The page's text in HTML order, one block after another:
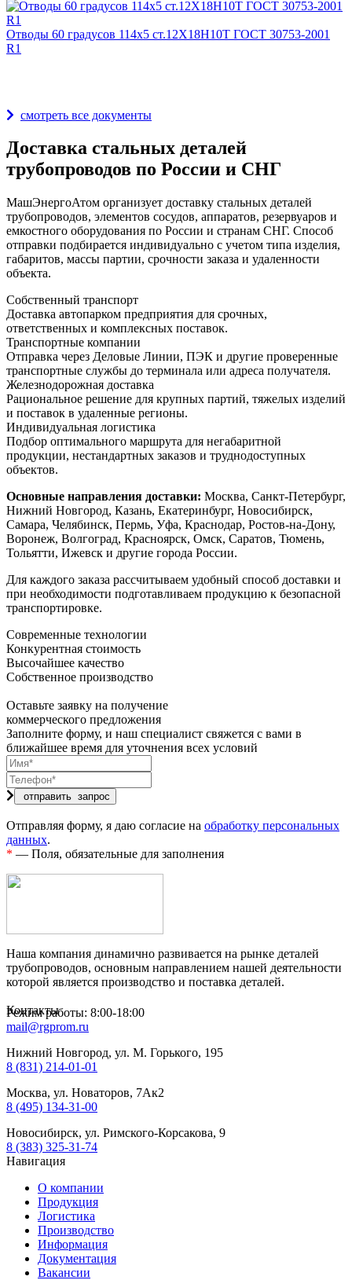
Отводы 60 градусов 114х5 ст.12Х18Н10Т ГОСТ 30753-2001
R1
смотреть все документы
Доставка стальных деталей
трубопроводов по России и СНГ
МашЭнергоАтом организует доставку стальных деталей
трубопроводов, элементов сосудов, аппаратов, резервуаров и
емкостного оборудования по России и странам СНГ. Способ
отправки подбирается индивидуально с учетом типа изделия,
габаритов, массы партии, срочности заказа и удаленности
объекта.
Собственный транспорт
Доставка автопарком предприятия для срочных,
ответственных и комплексных поставок.
Транспортные компании
Отправка через Деловые Линии, ПЭК и другие проверенные
транспортные службы до терминала или адреса получателя.
Железнодорожная доставка
Рациональное решение для крупных партий, тяжелых изделий
и поставок в удаленные регионы.
Индивидуальная логистика
Подбор оптимального маршрута для негабаритной
продукции, нестандартных заказов и труднодоступных
объектов.
Основные направления доставки: Москва, Санкт-Петербург,
Нижний Новгород, Казань, Екатеринбург, Новосибирск,
Самара, Челябинск, Пермь, Уфа, Краснодар, Ростов-на-Дону,
Воронеж, Волгоград, Красноярск, Омск, Саратов, Тюмень,
Тольятти, Ижевск и другие города России.
Для каждого заказа рассчитываем удобный способ доставки и
при необходимости подготавливаем продукцию к безопасной
транспортировке.
Современные технологии
Конкурентная стоимость
Высочайшее качество
Собственное производство
Оставьте заявку на получение
коммерческого предложения
Заполните форму, и наш специалист свяжется с вами в
ближайшее время для уточнения всех условий
Отправляя форму, я даю согласие на обработку персональных
данных.
* — Поля, обязательные для заполнения
Наша компания динамично развивается на рынке деталей
трубопроводов, основным направлением нашей деятельности
которой является производство и поставка деталей.
Контакты
Режим работы: 8:00-18:00
mail@rgprom.ru
Нижний Новгород, ул. М. Горького, 195
8 (831) 214-01-01
Москва, ул. Новаторов, 7Ак2
8 (495) 134-31-00
Новосибирск, ул. Римского-Корсакова, 9
8 (383) 325-31-74
Навигация
О компании
Продукция
Логистика
Производство
Информация
Документация
Вакансии